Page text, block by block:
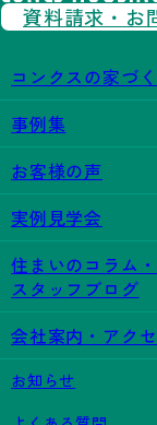
コンクスの家づ
事例集
お客様の声
実例見学会
住まいのコラム・
スタッフブログ
会社案内・アク
お知らせ
資料請求・ お